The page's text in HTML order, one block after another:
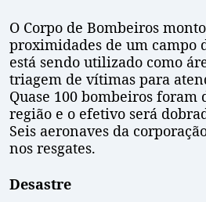
O Corpo de Bombeiros
proximidades de um campo
está sendo utilizado como
triagem de vítimas para
Quase 100 bombeiros foram
região e o efetivo será
Seis aeronaves da
nos resgates.
Desastre